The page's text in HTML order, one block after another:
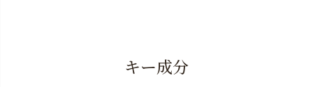
キー成分